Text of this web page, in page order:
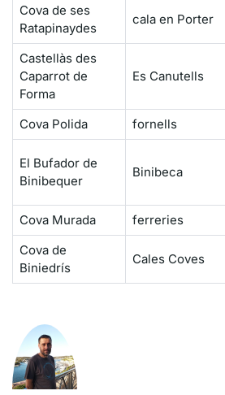
Cova de ses
Ratapinaydes
cala en Porter
Castellàs des
Caparrot de
Forma
Es Canutells
Cova Polida
fornells
El Bufador de
Binibequer
Binibeca
Cova Murada
ferreries
Cova de
Biniedrís
Cales Coves